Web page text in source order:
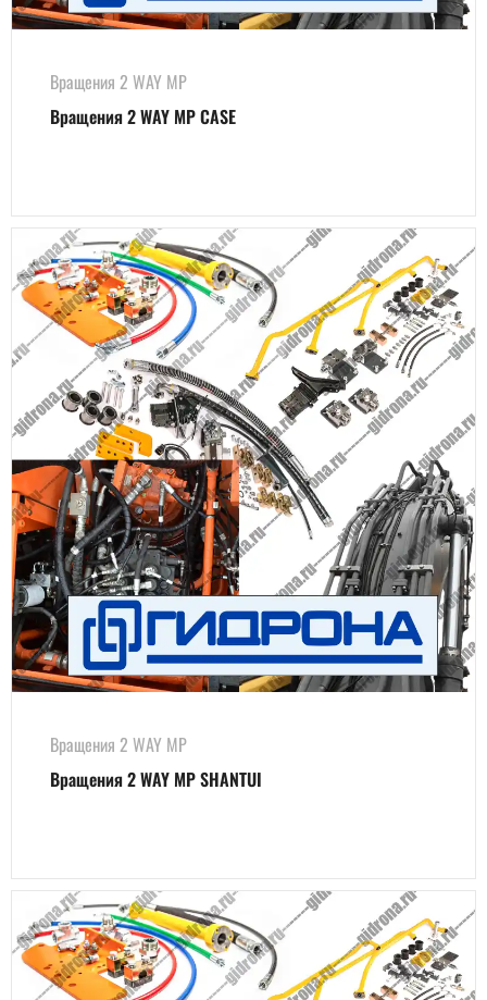
Вращения 2 WAY MP
Вращения 2 WAY MP CASE
Вращения 2 WAY MP
Вращения 2 WAY MP SHANTUI